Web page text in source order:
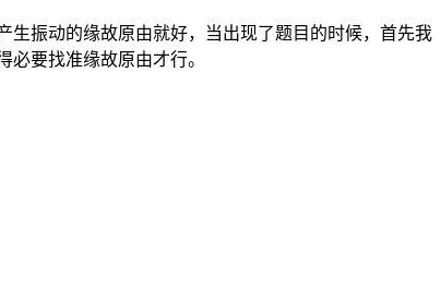
生振动的缘故原由就好，当出现了题目的时候，首先我
要找准缘故原由才行。